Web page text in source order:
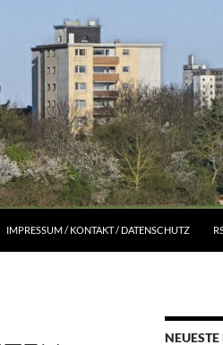
IMPRESSUM / KONTAKT / DATENSCHUTZ
NEUESTE